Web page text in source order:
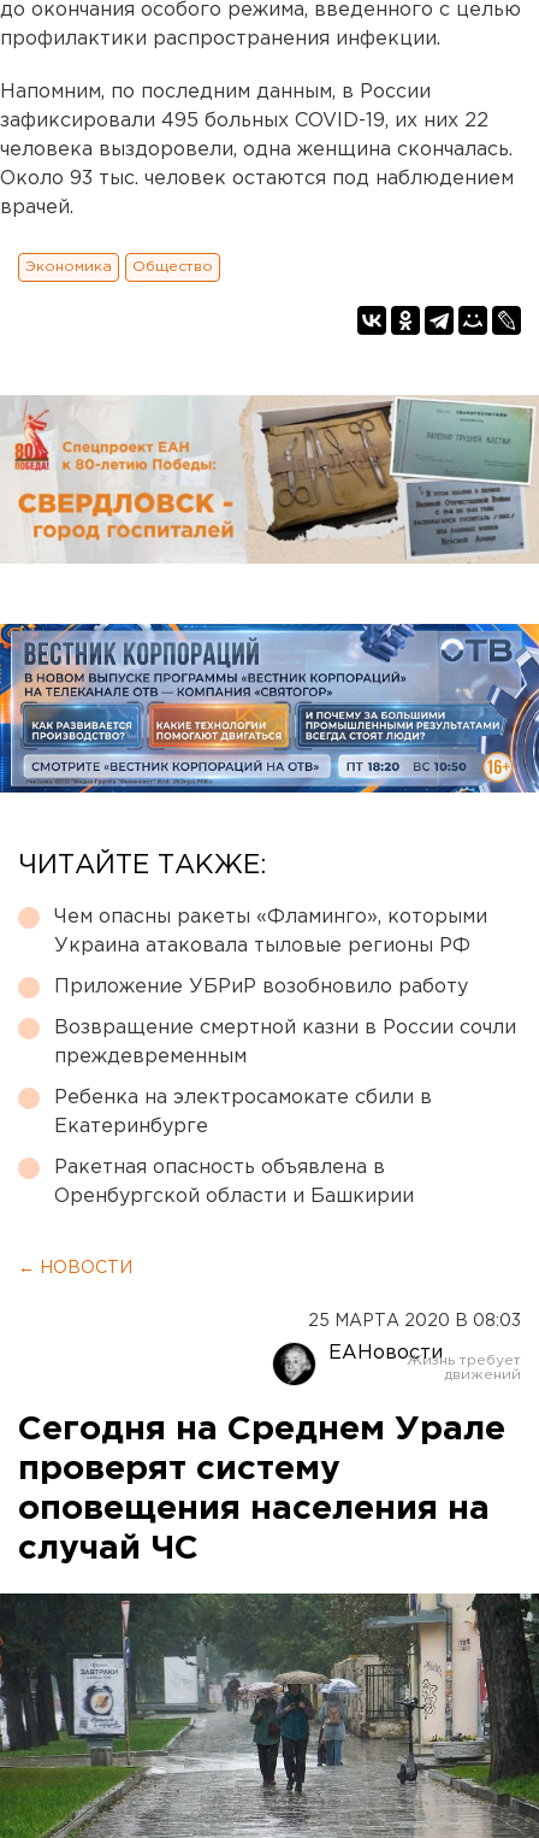
до окончания особого режима, введенного с целью
профилактики распространения инфекции.
Напомним, по последним данным, в России
зафиксировали 495 больных COVID-19, их них 22
человека выздоровели, одна женщина скончалась.
Около 93 тыс. человек остаются под наблюдением
врачей.
Экономика Общество
ЧИТАЙТЕ ТАКЖЕ:
Чем опасны ракеты «Фламинго», которыми
Украина атаковала тыловые регионы РФ
Приложение УБРиР возобновило работу
Возвращение смертной казни в России сочли
преждевременным
Ребенка на электросамокате сбили в
Екатеринбурге
Ракетная опасность объявлена в
Оренбургской области и Башкирии
← НОВОСТИ
25 МАРТА 2020 В 08:03
ЕАНовости
Сегодня на Среднем Урале
проверят систему
оповещения населения на
случай ЧС